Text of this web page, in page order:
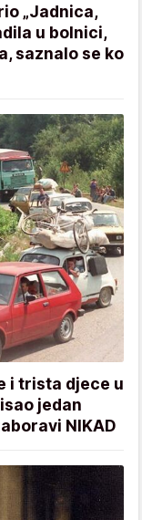
„Jadnica,
u bolnici,
saznalo se ko
i trista djece u
jedan
NIKAD